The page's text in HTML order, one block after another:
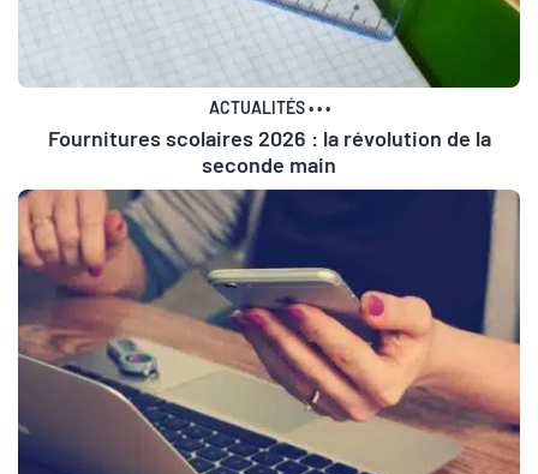
ACTUALITÉS•••
Fournitures scolaires 2026 : la révolution de la
seconde main